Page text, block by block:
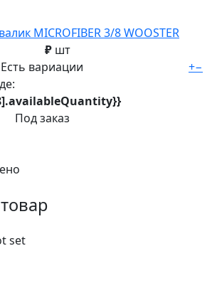
MICROFIBER 3/8 WOOSTER
₽ шт
Есть вариации
Под заказ
+−
set